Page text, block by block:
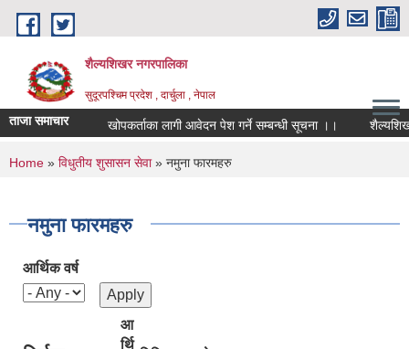
Skip to main content
शैल्यशिखर नगरपालिका
सुदूरपश्चिम प्रदेश , दार्चुला , नेपाल
ताजा समाचार खोपकर्ताका लागी आवेदन पेश गर्ने सम्बन्धी सूचना ।।
You are here
Home » विधुतीय शुसासन सेवा» नमुना फारमहरु
नमुना फारमहरु
आर्थिक वर्ष
आ
र्थि